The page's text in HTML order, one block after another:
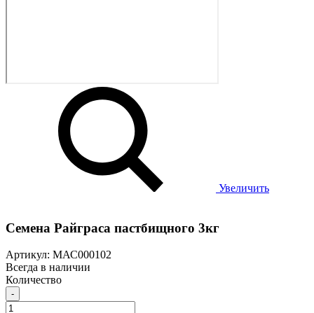
Увеличить
Семена Райграса пастбищного 3кг
Артикул: МАС000102
Всегда в наличии
Количество
-